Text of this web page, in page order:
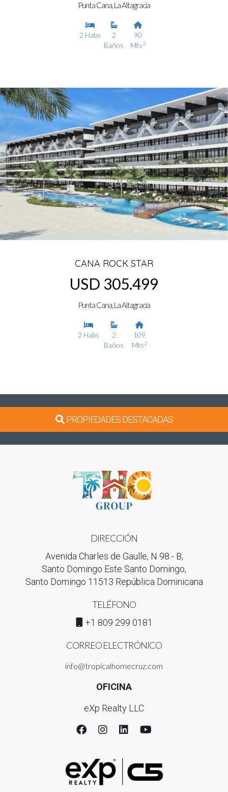
Punta Cana, La Altagracia
2 Habs
2
Baños
90
Mts2
CANA ROCK STAR
USD 305.499
Punta Cana, La Altagracia
2 Habs
2
Baños
109
Mts2
PROPIEDADES DESTACADAS
DIRECCIÓN
Avenida Charles de Gaulle, N 98 - B,
Santo Domingo Este Santo Domingo,
Santo Domingo 11513 República Dominicana
TELÉFONO
+1 809 299 0181
CORREO ELECTRÓNICO
info@tropicalhomecruz.com
OFICINA
eXp Realty LLC